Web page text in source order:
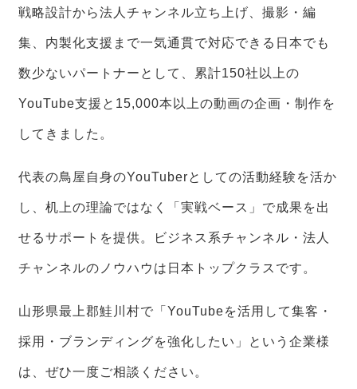
戦略設計から法人チャンネル立ち上げ、撮影・編
集、内製化支援まで一気通貫で対応できる日本でも
数少ないパートナーとして、累計150社以上の
YouTube支援と15,000本以上の動画の企画・制作を
してきました。
代表の鳥屋自身のYouTuberとしての活動経験を活か
し、机上の理論ではなく「実戦ベース」で成果を出
せるサポートを提供。ビジネス系チャンネル・法人
チャンネルのノウハウは日本トップクラスです。
山形県最上郡鮭川村で「YouTubeを活用して集客・
採用・ブランディングを強化したい」という企業様
は、ぜひ一度ご相談ください。